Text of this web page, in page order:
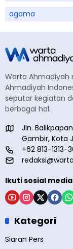
agama
Warta Ahmadiyah
Ahmadiyah
seputar kegiatan
berbagai hal.
Jln.
Gambir, Kota
+62 813-1313-
Ikuti sosial
Kategori
Siaran Pers